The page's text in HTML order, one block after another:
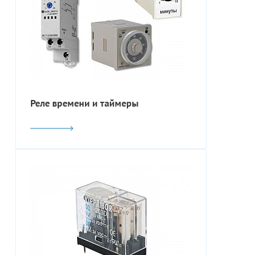
Реле времени и таймеры